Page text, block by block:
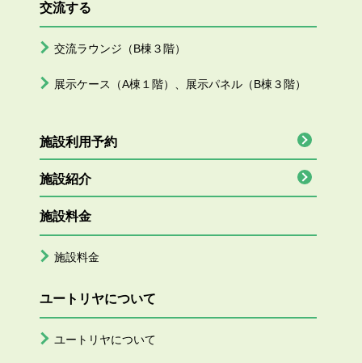
交流する
交流ラウンジ（B棟３階）
展示ケース（A棟１階）、展示パネル（B棟３階）
施設利用予約
施設紹介
施設料金
施設料金
ユートリヤについて
ユートリヤについて